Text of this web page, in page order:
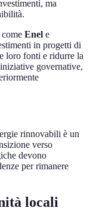
ma
Enel e
in progetti di
loro fonti e ridurre la
governative,
rinnovabili è un
verso
devono
per rimanere
locali